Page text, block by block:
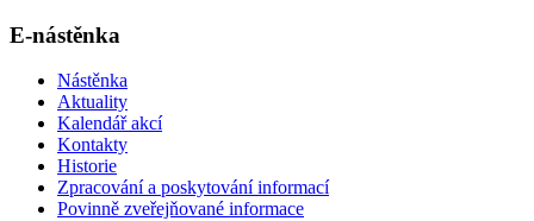
E-nástěnka
Nástěnka
Aktuality
Kalendář akcí
Kontakty
Historie
Zpracování a poskytování informací
Povinně zveřejňované informace